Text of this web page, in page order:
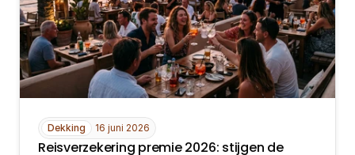
Dekking 16 juni 2026
Reisverzekering premie 2026: stijgen de